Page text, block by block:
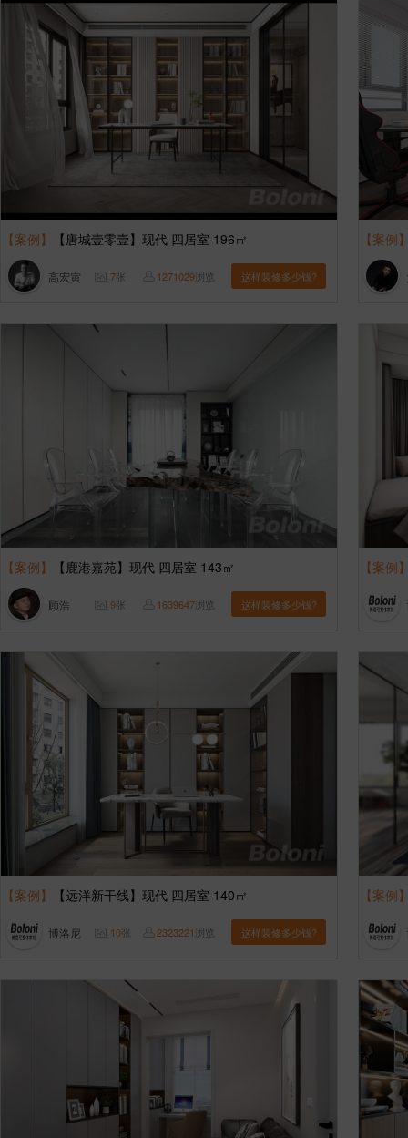
【案例】 【唐城壹零壹】现代 四居室 196㎡
高宏寅 7张 1271029浏览 这样装修多少钱?
【案例
【案例】 【鹿港嘉苑】现代 四居室 143㎡
顾浩 9张 1639647浏览 这样装修多少钱?
【案例
【案例】 【远洋新干线】现代 四居室 140㎡
博洛尼 10张 2323221浏览 这样装修多少钱?
【案例